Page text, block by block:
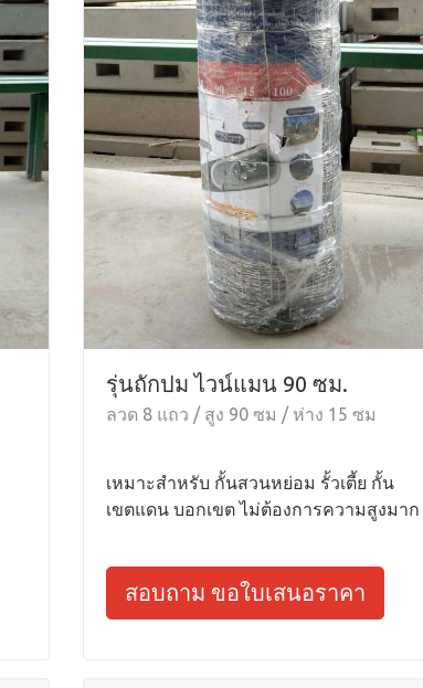
รุ่นถักปม ไวน์แมน 90 ซม.
ลวด 8 แถว / สูง 90 ซม / ห่าง 15 ซม
เหมาะสำหรับ กั้นสวนหย่อม รั้วเตี้ย กั้น
เขตแดน บอกเขต ไม่ต้องการความสูงมาก
สอบถาม ขอใบเสนอราคา